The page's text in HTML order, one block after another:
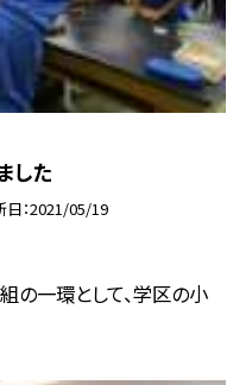
した
日 2021/05/19
の一環として、学区の小